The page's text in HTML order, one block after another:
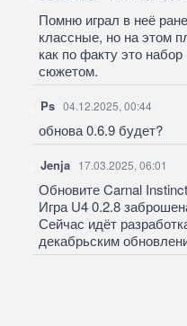
Помню играл в неё
классные, но на этом
как по факту это
сюжетом.
Ps 04.12.2025, 00:44
обнова 0.6.9 будет?
Jenja 17.03.2025, 06:01
Обновите Carnal
Игра U4 0.2.8
Сейчас идёт
декабрьским